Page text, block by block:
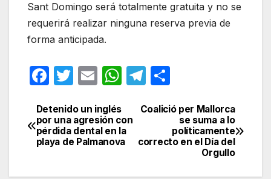
Sant Domingo será totalmente gratuita y no se
requerirá realizar ninguna reserva previa de
forma anticipada.
F
c
e
b
o
T
itt
er
E
ail
W
at
s
A
p
T
e
gr
a
m
m
p
ar
tir
Navegación
de
Coalició per Mallorca
se suma a lo
políticamente
correcto en el Día del
Orgullo
Detenido un inglés
por una agresión con
pérdida dental en la
playa de Palmanova